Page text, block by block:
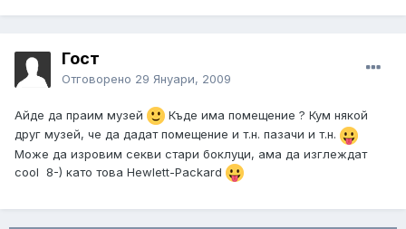
Гост
Отговорено 29 Януари, 2009
Айде да праим музей
Къде има помещение ? Кум някой
друг музей, че да дадат помещение и т.н. пазачи и т.н.
Може да изровим секви стари боклуци, ама да изглеждат
cool 8-) като това Hewlett-Packard